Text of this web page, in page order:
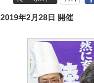
2019年2月28日 開催